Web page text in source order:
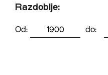
Razdoblje:
Od: do: